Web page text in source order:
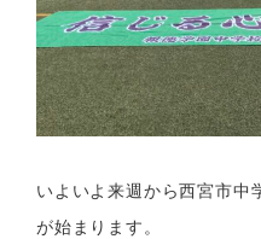
いよいよ来週から西宮市中
が始まります。